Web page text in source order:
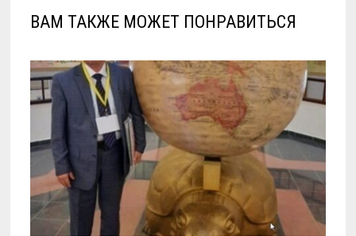
ВАМ ТАКЖЕ МОЖЕТ ПОНРАВИТЬСЯ